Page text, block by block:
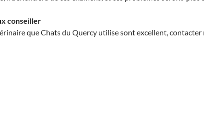
conseiller
que Chats du Quercy utilise sont excellent,